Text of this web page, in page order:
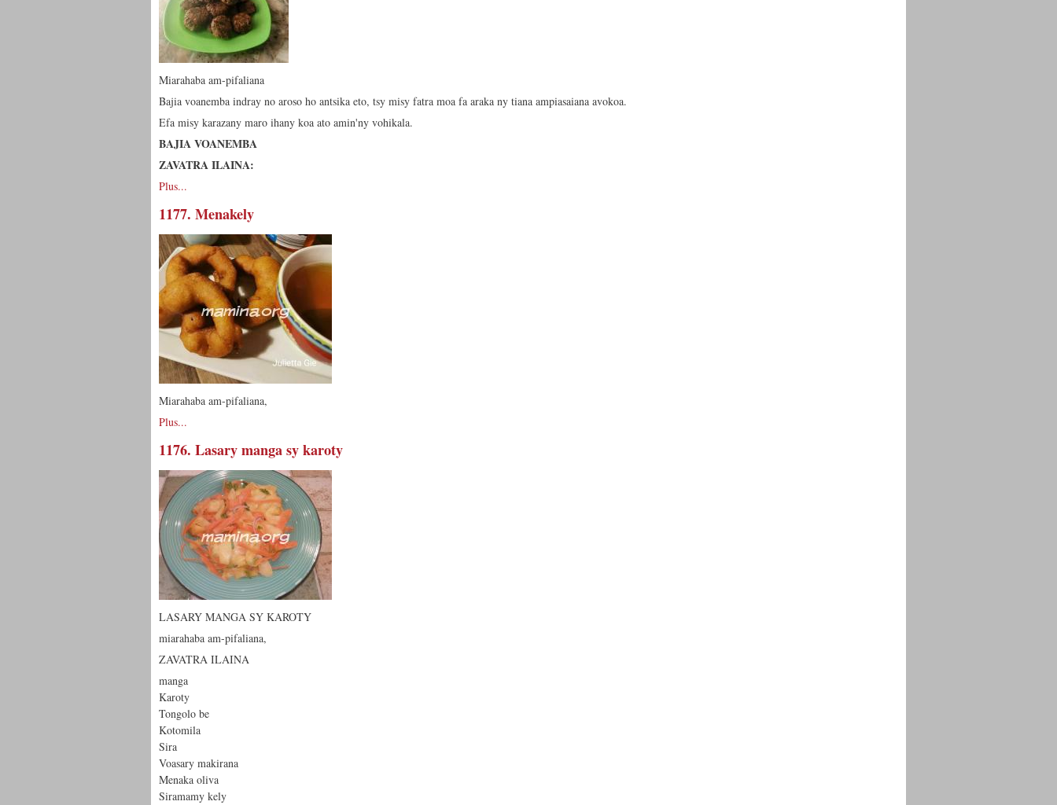
Miarahaba am-pifaliana
Bajia voanemba indray no aroso ho antsika eto, tsy misy fatra moa fa araka ny tiana ampiasaiana avokoa.
Efa misy karazany maro ihany koa ato amin'ny vohikala.
BAJIA VOANEMBA
ZAVATRA ILAINA:
Plus...
1177. Menakely
Miarahaba am-pifaliana,
Plus...
1176. Lasary manga sy karoty
LASARY MANGA SY KAROTY
miarahaba am-pifaliana,
ZAVATRA ILAINA
manga
Karoty
Tongolo be
Kotomila
Sira
Voasary makirana
Menaka oliva
Siramamy kely